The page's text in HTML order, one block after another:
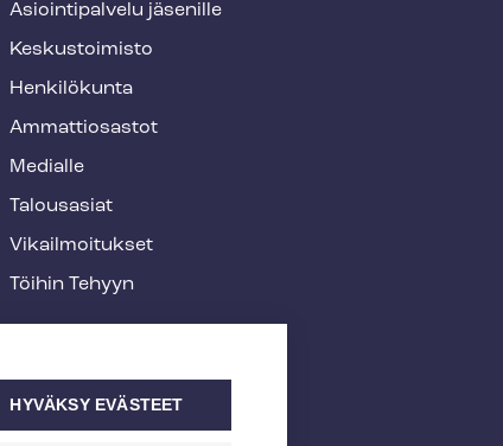
Asioin­ti­pal­ve­lu jäsenille
Keskustoimisto
Henkilökunta
Ammattiosastot
Medialle
Talousasiat
Vi­kail­moi­tuk­set
Töihin Tehyyn
HYVÄKSY EVÄSTEET